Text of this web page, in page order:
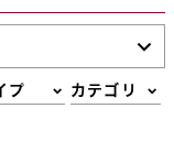
プ カテゴリ